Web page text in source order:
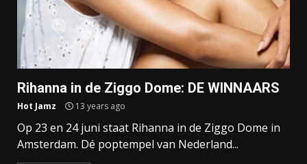
Rihanna in de Ziggo Dome: DE WINNAARS
Hot Jamz 13 years ago
Op 23 en 24 juni staat Rihanna in de Ziggo Dome in
Amsterdam. Dé poptempel van Nederland...